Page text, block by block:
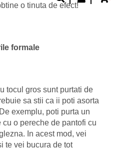
o tinuta de efect!
formale
tocul gros sunt purtati de
sa stii ca ii poti asorta
exemplu, poti purta un
o pereche de pantofi cu
In acest mod, vei
te vei bucura de tot